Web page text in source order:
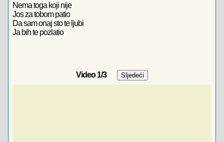
Nema toga koji nije
Jos za tobom patio
Da sam onaj sto te ljubi
Ja bih te pozlatio
Video1/3